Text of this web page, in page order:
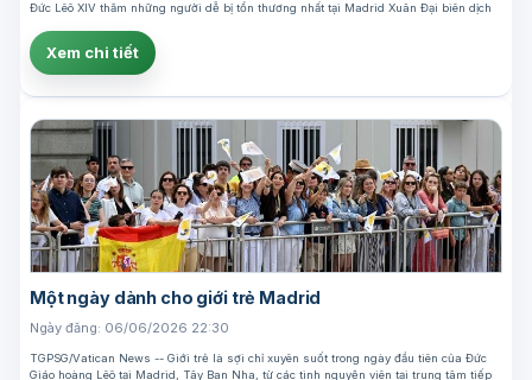
Đức Lêô XIV thăm những người dễ bị tổn thương nhất tại Madrid Xuân Đại biên dịch
Xem chi tiết
Một ngày dành cho giới trẻ Madrid
Ngày đăng: 06/06/2026 22:30
TGPSG/Vatican News -- Giới trẻ là sợi chỉ xuyên suốt trong ngày đầu tiên của Đức
Giáo hoàng Lêô tại Madrid, Tây Ban Nha, từ các tình nguyện viên tại trung tâm tiếp